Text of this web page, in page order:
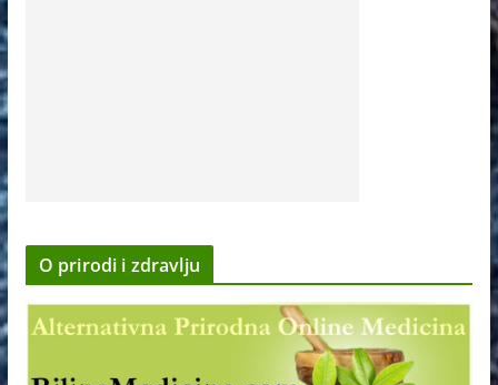
O prirodi i zdravlju